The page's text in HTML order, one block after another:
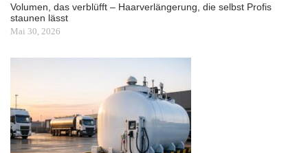
Volumen, das verblüfft – Haarverlängerung, die selbst Profis
staunen lässt
Mai 30, 2026